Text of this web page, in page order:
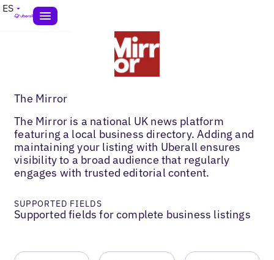
ES
The Mirror
The Mirror is a national UK news platform
featuring a local business directory. Adding and
maintaining your listing with Uberall ensures
visibility to a broad audience that regularly
engages with trusted editorial content.
SUPPORTED FIELDS
Supported fields for complete business listings